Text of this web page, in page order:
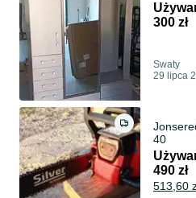
300 zł
Swaty
29 lipca
40
490 zł
513,60